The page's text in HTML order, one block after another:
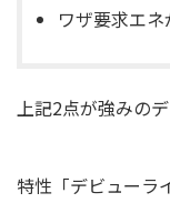
ワザ要求エ
上記2点が強みのデ
特性「デビューラ